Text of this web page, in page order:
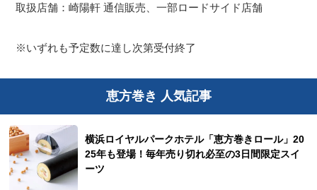
取扱店舗：崎陽軒 通信販売、一部ロードサイド店舗
※いずれも予定数に達し次第受付終了
恵方巻き 人気記事
横浜ロイヤルパークホテル「恵方巻きロール」20
25年も登場！毎年売り切れ必至の3日間限定スイ
ーツ